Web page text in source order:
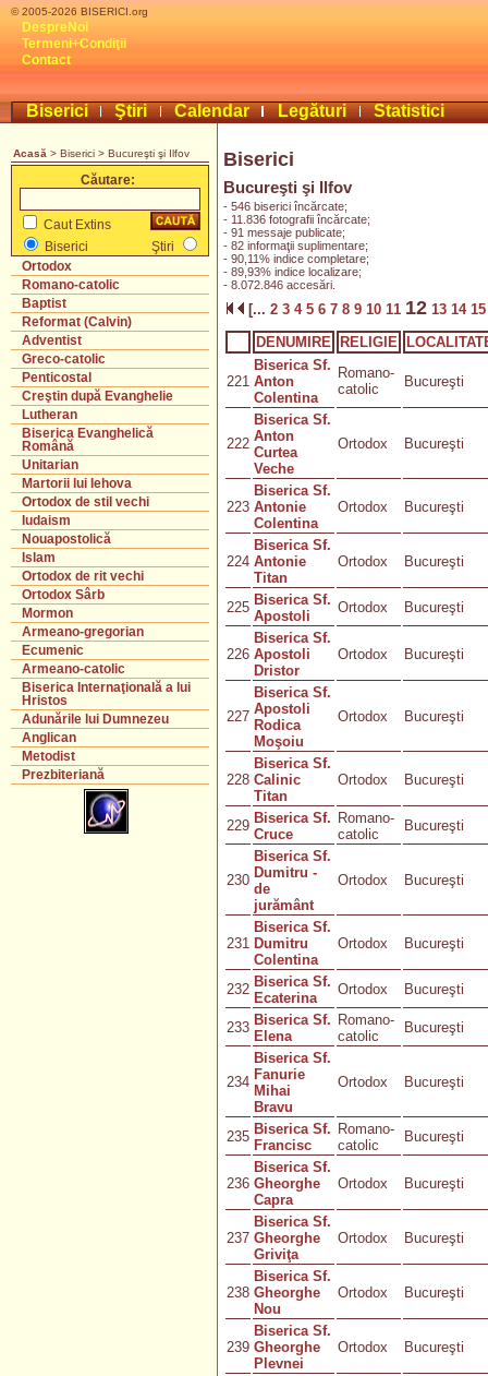
© 2005-2026 BISERICI.org
DespreNoi
Termeni+Condiţii
Contact
Biserici Ştiri Calendar Legături Statistici
Acasă > Biserici > Bucureşti şi Ilfov
Căutare:
Caut Extins
Biserici
Ştiri
Ortodox
Romano-catolic
Baptist
Reformat (Calvin)
Adventist
Greco-catolic
Penticostal
Creştin după Evanghelie
Lutheran
Biserica Evanghelică
Română
Unitarian
Martorii lui Iehova
Ortodox de stil vechi
Iudaism
Nouapostolică
Islam
Ortodox de rit vechi
Ortodox Sârb
Mormon
Armeano-gregorian
Ecumenic
Armeano-catolic
Biserica Internaţională a lui
Hristos
Adunările lui Dumnezeu
Anglican
Metodist
Prezbiteriană
Biserici
Bucureşti şi Ilfov
- 546 biserici încărcate;
- 11.836 fotografii încărcate;
- 91 messaje publicate;
- 82 informaţii suplimentare;
- 90,11% indice completare;
- 89,93% indice localizare;
- 8.072.846 accesări.
[... 2 3 4 5 6 7 8 9 10 11 12 13 14
DENUMIRE
RELIGIE
221
Biserica Sf.
Anton
Colentina
Romano-
catolic
Bucureşti
222
Biserica Sf.
Anton
Curtea
Veche
Ortodox Bucureşti
223
Biserica Sf.
Antonie
Colentina
Ortodox Bucureşti
224
Biserica Sf.
Antonie
Titan
Ortodox Bucureşti
225 Biserica Sf.
Apostoli
Ortodox Bucureşti
226
Biserica Sf.
Apostoli
Dristor
Ortodox Bucureşti
227
Biserica Sf.
Apostoli
Rodica
Moşoiu
Ortodox Bucureşti
228
Biserica Sf.
Calinic
Titan
Ortodox Bucureşti
229 Biserica Sf.
Cruce
Romano-
catolic
Bucureşti
230
Biserica Sf.
Dumitru -
de
jurământ
Ortodox Bucureşti
231
Biserica Sf.
Dumitru
Colentina
Ortodox Bucureşti
232 Biserica Sf.
Ecaterina
Ortodox Bucureşti
233 Biserica Sf.
Elena
Romano-
catolic
Bucureşti
234
Biserica Sf.
Fanurie
Mihai
Bravu
Ortodox Bucureşti
235 Biserica Sf.
Francisc
Romano-
catolic
Bucureşti
236
Biserica Sf.
Gheorghe
Capra
Ortodox Bucureşti
237
Biserica Sf.
Gheorghe
Griviţa
Ortodox Bucureşti
238
Biserica Sf.
Gheorghe
Nou
Ortodox Bucureşti
239
Biserica Sf.
Gheorghe
Plevnei
Ortodox Bucureşti